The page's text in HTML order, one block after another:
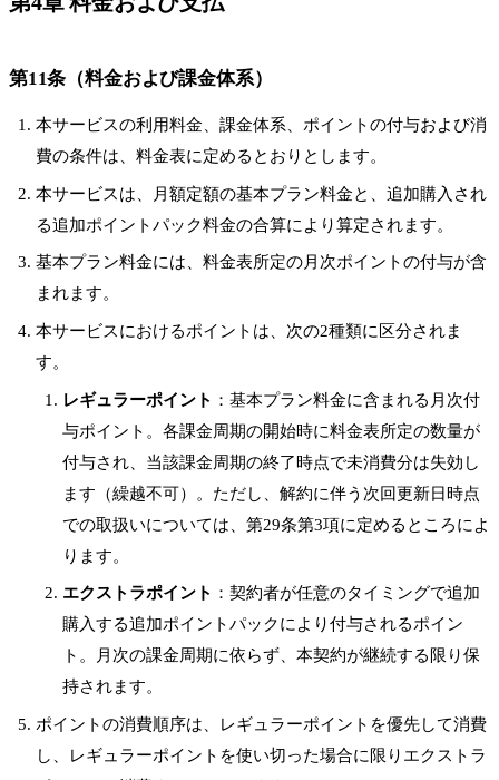
第11条（料金および課金体系）
本サービスの利用料金、課金体系、ポイントの付与および消
費の条件は、料金表に定めるとおりとします。
本サービスは、月額定額の基本プラン料金と、追加購入され
る追加ポイントパック料金の合算により算定されます。
基本プラン料金には、料金表所定の月次ポイントの付与が含
まれます。
本サービスにおけるポイントは、次の2種類に区分されま
す。
レギュラーポイント ：基本プラン料金に含まれる月次付
与ポイント。各課金周期の開始時に料金表所定の数量が
付与され、当該課金周期の終了時点で未消費分は失効し
ます（繰越不可）。ただし、解約に伴う次回更新日時点
での取扱いについては、第29条第3項に定めるところによ
ります。
エクストラポイント ：契約者が任意のタイミングで追加
購入する追加ポイントパックにより付与されるポイン
ト。月次の課金周期に依らず、本契約が継続する限り保
持されます。
ポイントの消費順序は、レギュラーポイントを優先して消費
し、レギュラーポイントを使い切った場合に限りエクストラ